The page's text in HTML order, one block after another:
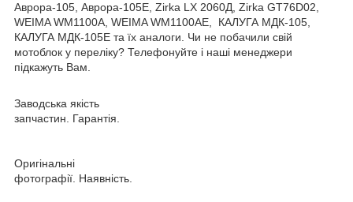
Аврора-105, Аврора-105Е, Zirka LX 2060Д, Zirka GT76D02,
WEIMA WM1100A, WEIMA WM1100AЕ, КАЛУГА МДК-105,
КАЛУГА МДК-105Е та їх аналоги. Чи не побачили свій
мотоблок у переліку? Телефонуйте і наші менеджери
підкажуть Вам.
Заводська якість
запчастин. Гарантія.
Оригінальні
фотографії. Наявність.